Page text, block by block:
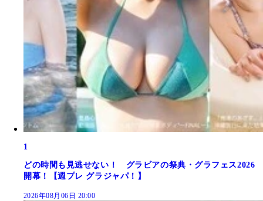
1
どの時間も見逃せない！ グラビアの祭典・グラフェス2026
開幕！【週プレ グラジャパ！】
2026年08月06日 20:00